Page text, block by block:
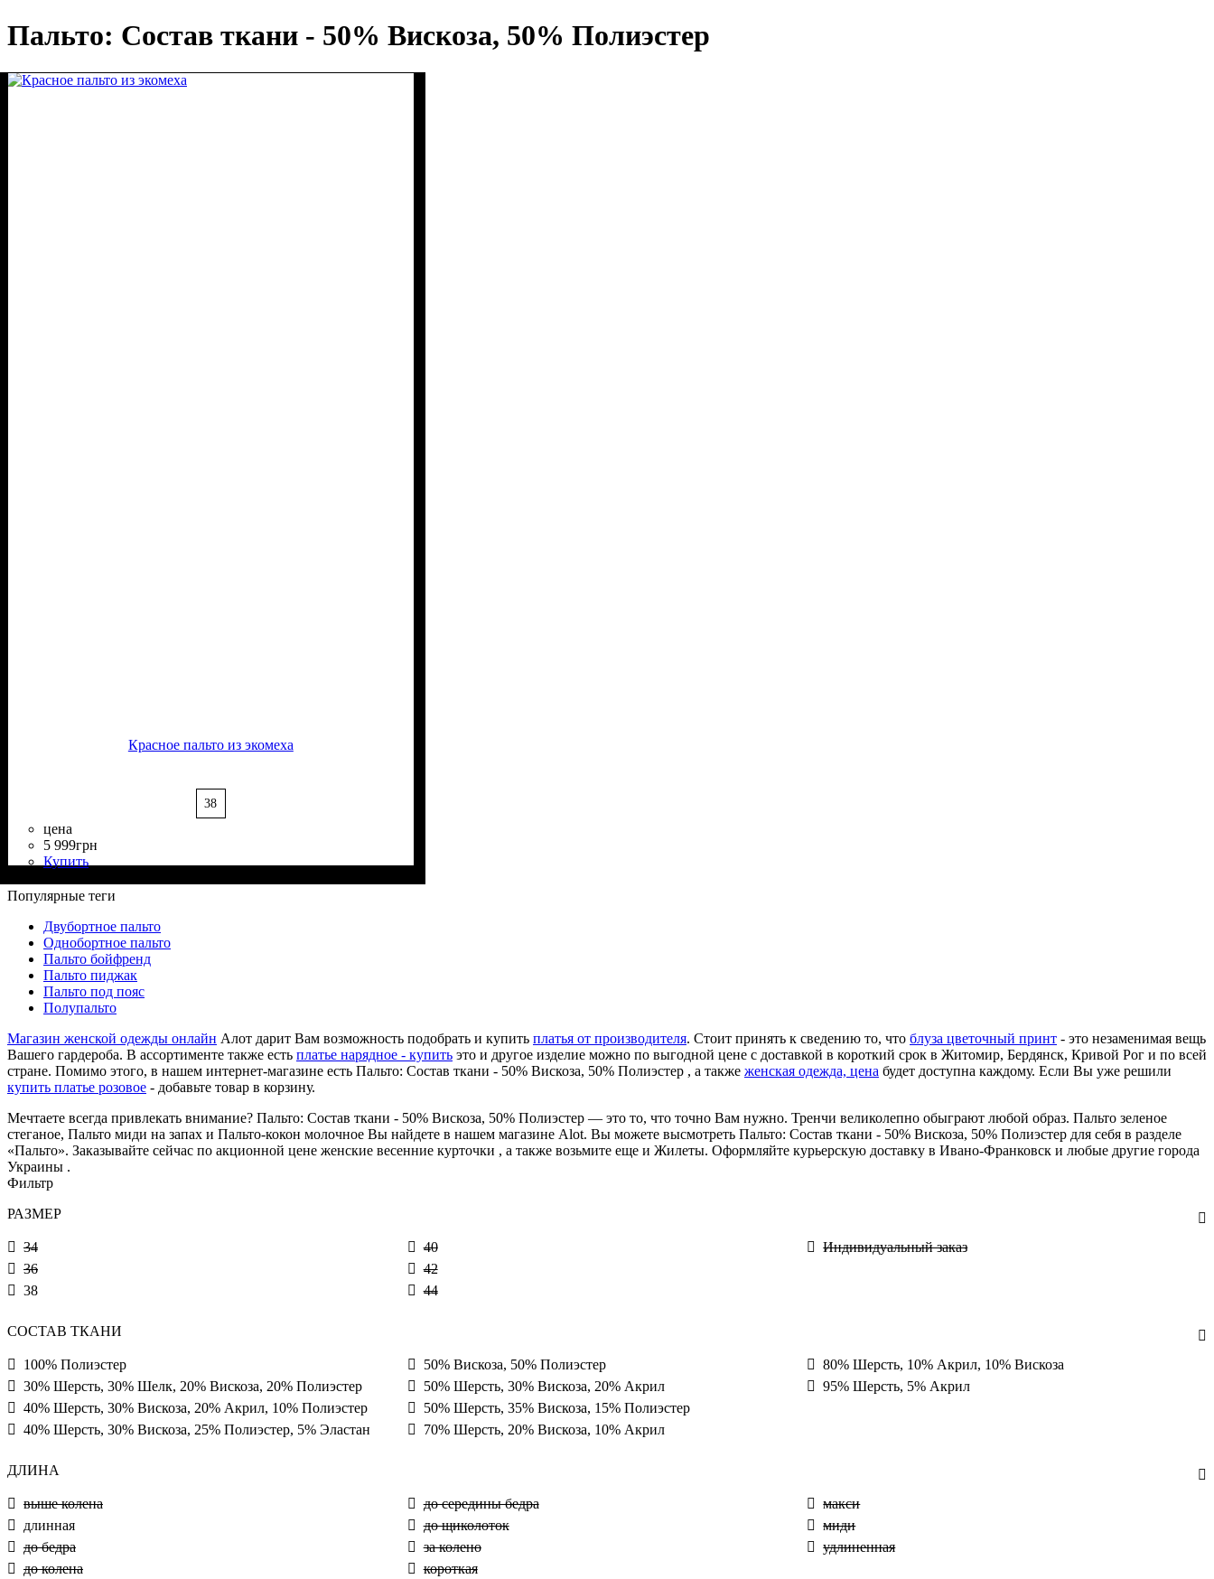
Пальто: Состав ткани - 50% Вискоза, 50% Полиэстер
Красное пальто из экомеха
38
цена
5 999грн
Купить
Состав ткани
Крой: прямой, свободный
Длина: длинная
Длина рукава
Стиль: классический
Популярные теги
Двубортное пальто
Однобортное пальто
Пальто бойфренд
Пальто пиджак
Пальто под пояс
Полупальто
Магазин женской одежды онлайн Алот дарит Вам возможность подобрать и купить платья от производителя. Стоит принять к сведению то, что блуза цветочный принт - это незаменимая вещь
Вашего гардероба. В ассортименте также есть платье нарядное - купить это и другое изделие можно по выгодной цене с доставкой в короткий срок в Житомир, Бердянск, Кривой Рог и по всей
стране. Помимо этого, в нашем интернет-магазине есть Пальто: Состав ткани - 50% Вискоза, 50% Полиэстер , а также женская одежда, цена будет доступна каждому. Если Вы уже решили
купить платье розовое - добавьте товар в корзину.
Мечтаете всегда привлекать внимание? Пальто: Состав ткани - 50% Вискоза, 50% Полиэстер — это то, что точно Вам нужно. Тренчи великолепно обыграют любой образ. Пальто зеленое
стеганое, Пальто миди на запах и Пальто-кокон молочное Вы найдете в нашем магазине Alot. Вы можете высмотреть Пальто: Состав ткани - 50% Вискоза, 50% Полиэстер для себя в разделе
«Пальто». Заказывайте сейчас по акционной цене женские весенние курточки , а также возьмите еще и Жилеты. Оформляйте курьерскую доставку в Ивано-Франковск и любые другие города
Украины .
Фильтр
РАЗМЕР
34
36
38
40
42
44
Индивидуальный заказ
СОСТАВ ТКАНИ
100% Полиэстер
30% Шерсть, 30% Шелк, 20% Вискоза, 20% Полиэстер
40% Шерсть, 30% Вискоза, 20% Акрил, 10% Полиэстер
40% Шерсть, 30% Вискоза, 25% Полиэстер, 5% Эластан
50% Вискоза, 50% Полиэстер
50% Шерсть, 30% Вискоза, 20% Акрил
50% Шерсть, 35% Вискоза, 15% Полиэстер
70% Шерсть, 20% Вискоза, 10% Акрил
80% Шерсть, 10% Акрил, 10% Вискоза
95% Шерсть, 5% Акрил
ДЛИНА
выше колена
длинная
до бедра
до колена
до середины бедра
до щиколоток
за колено
короткая
макси
миди
удлиненная